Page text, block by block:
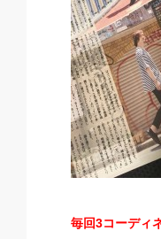
毎回3コーディ